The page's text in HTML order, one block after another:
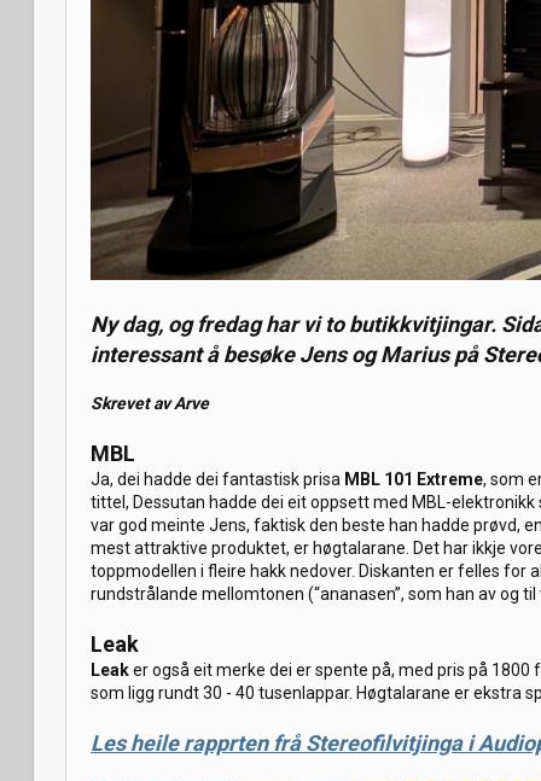
Ny dag, og fredag har vi to butikkvitjingar.
interessant å besøke Jens og Marius på
Skrevet av Arve
MBL
Ja, dei hadde dei fantastisk prisa MBL 101 Extreme, som
tittel, Dessutan hadde dei eit oppsett med MBL-
var god meinte Jens, faktisk den beste han hadde prøvd,
mest attraktive produktet, er høgtalarane. Det har ikkje
toppmodellen i fleire hakk nedover. Diskanten er felles for
rundstrålande mellomtonen (“ananasen”, som han av og til
Leak
Leaker også eit merke dei er spente på, med pris på
som ligg rundt 30 - 40 tusenlappar. Høgtalarane er ekstra
Les heile rapprten frå Stereofilvitjinga i